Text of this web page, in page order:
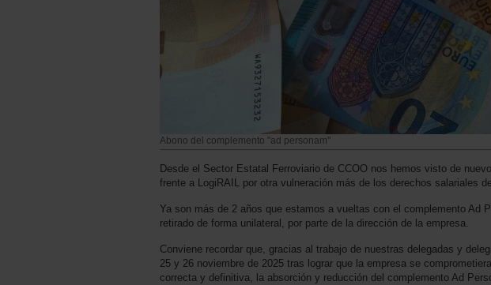
Abono del complemento "ad personam"
Desde el Sector Estatal Ferroviario de CCOO nos hemos visto de
frente a LogiRAIL por otra vulneración más de los derechos salariales
Ya son más de 2 años que estamos a vueltas con el complemento Ad
retirado de forma unilateral, por parte de la dirección de la empresa.
Conviene recordar que, gracias al trabajo de nuestras delegadas y
25 y 26 noviembre de 2025 tras lograr que la empresa se
correcta y definitiva, la absorción y reducción del complemento Ad